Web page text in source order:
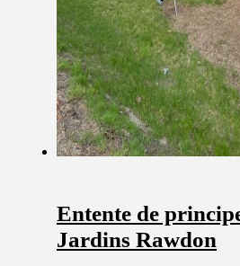
Entente de
Jardins Rawdon